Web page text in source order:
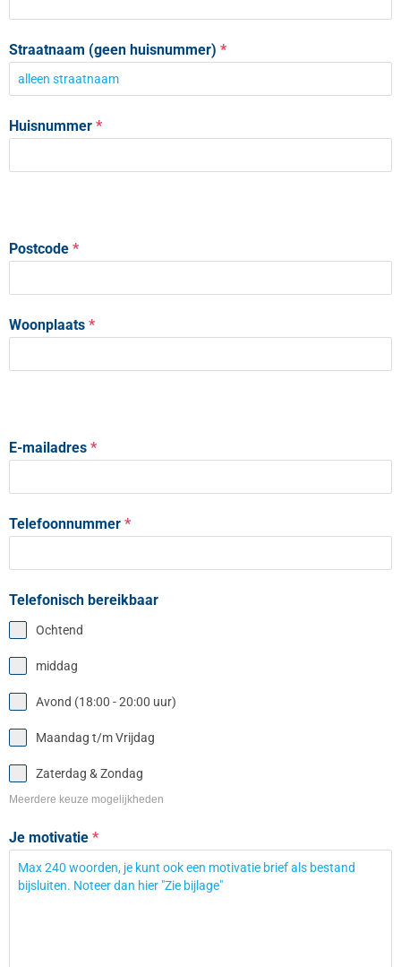
Straatnaam (geen huisnummer) *
Huisnummer *
Postcode *
Woonplaats *
E-mailadres *
Telefoonnummer *
Telefonisch bereikbaar
Ochtend
middag
Avond (18:00 - 20:00 uur)
Maandag t/m Vrijdag
Zaterdag & Zondag
Meerdere keuze mogelijkheden
Je motivatie *